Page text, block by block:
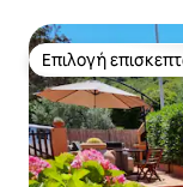
Επιλογή
Επιλογή